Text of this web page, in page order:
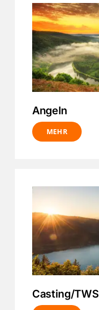
Angeln
MEHR
Casting/TWS